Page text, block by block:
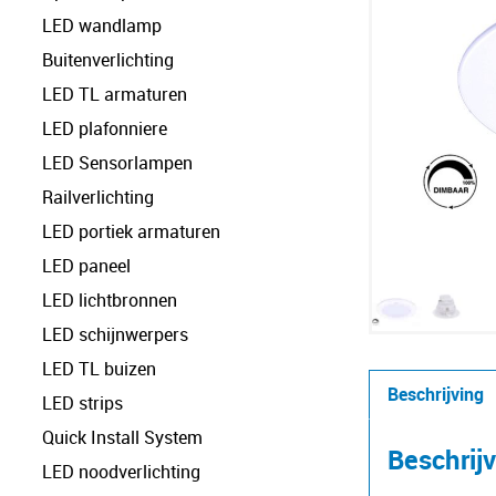
LED wandlamp
Buitenverlichting
LED TL armaturen
LED plafonniere
LED Sensorlampen
Railverlichting
LED portiek armaturen
LED paneel
LED lichtbronnen
LED schijnwerpers
LED TL buizen
LED strips
Quick Install System
LED noodverlichting
Beschrijving